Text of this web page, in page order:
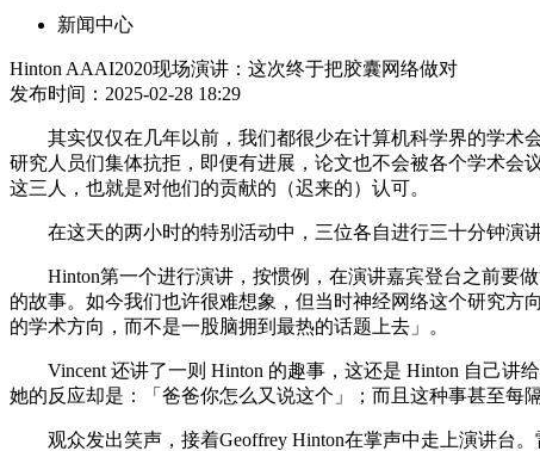
新闻中心
Hinton AAAI2020现场演讲：这次终于把胶囊网络做对
发布时间：2025-02-28 18:29
其实仅仅在几年以前，我们都很少在计算机科学界的学术
研究人员们集体抗拒，即便有进展，论文也不会被各个学术会
这三人，也就是对他们的贡献的（迟来的）认可。
在这天的两小时的特别活动中，三位各自进行三十分钟演讲
Hinton第一个进行演讲，按惯例，在演讲嘉宾登台之前要做
的故事。如今我们也许很难想象，但当时神经网络这个研究方
的学术方向，而不是一股脑拥到最热的话题上去」。
Vincent 还讲了一则 Hinton 的趣事，这还是 Hinton 自己讲
她的反应却是：「爸爸你怎么又说这个」；而且这种事甚至每
观众发出笑声，接着Geoffrey Hinton在掌声中走上演讲台。